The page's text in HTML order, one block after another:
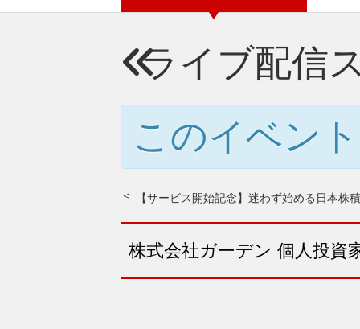
ライブ配信
このイベン
【サービス開始記念】迷わず始める日本株
株式会社ガーデン 個人投資